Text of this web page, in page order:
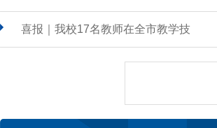
喜报｜我校17名教师在全市教学技